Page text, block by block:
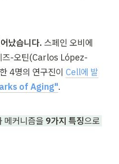
났습니다. 스페인 오비에
즈-오틴(Carlos López-
4명의 연구진이 Cell에 발
of Aging".
메커니즘을 9가지 특징으로